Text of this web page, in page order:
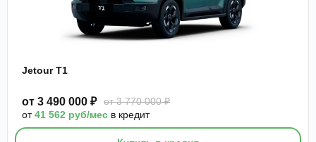
Jetour T1
от 3 490 000 ₽
от 3 770 000 ₽
от41 562 руб/мес в кредит